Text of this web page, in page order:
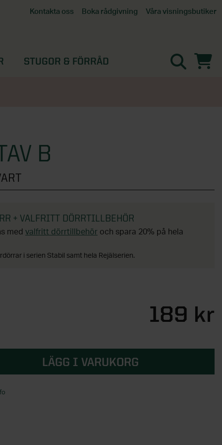
Kontakta oss Boka rådgivning Våra visningsbutiker
Göteborg
STUGOR & FÖRRÅD
B
+ VALFRITT DÖRRTILLBEHÖR
med valfritt dörrtillbehör och spara 20% på hela
i serien Stabil samt hela Rejälserien.
189 kr
LÄGG I VARUKORG